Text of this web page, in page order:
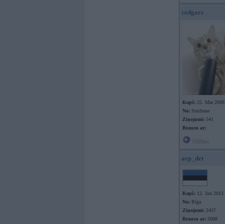
cedgars
Kopš: 25. Mar 2009
No: Smiltene
Ziņojumi: 541
Braucu ar:
aep_det
Kopš: 12. Jun 2013
No: Rīga
Ziņojumi: 2437
Braucu ar: 5008